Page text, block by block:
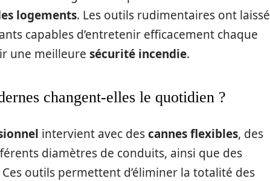
logements. Les outils rudimentaires ont laissé
capables d’entretenir efficacement chaque
une meilleure sécurité incendie.
changent-elles le quotidien ?
intervient avec descannes flexibles, des
diamètres de conduits, ainsi que des
outils permettent d’éliminer la totalité des